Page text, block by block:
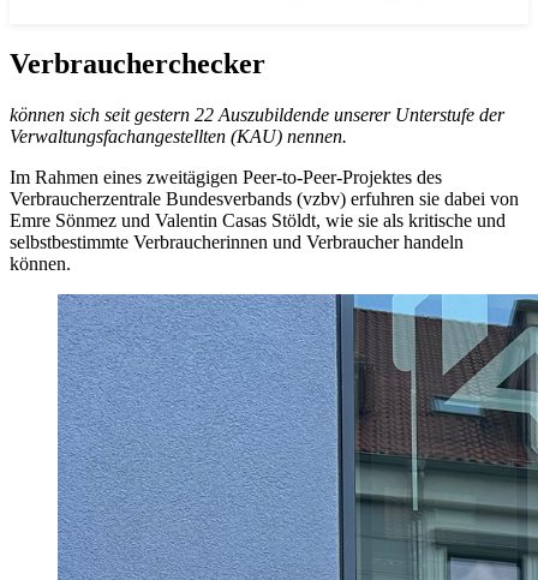
Verbraucherchecker
können sich seit gestern 22 Auszubildende unserer Unterstufe der
Verwaltungsfachangestellten (KAU) nennen.
Im Rahmen eines zweitägigen Peer-to-Peer-Projektes des
Verbraucherzentrale Bundesverbands (vzbv) erfuhren sie dabei von
Emre Sönmez und Valentin Casas Stöldt, wie sie als kritische und
selbstbestimmte Verbraucherinnen und Verbraucher handeln
können.